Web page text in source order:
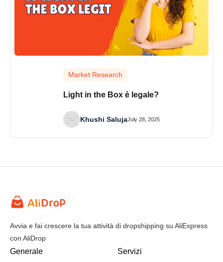
Market Research
Light in the Box è legale?
Khushi SalujaJuly 28, 2025
Avvia e fai crescere la tua attività di dropshipping su AliExpress
con AliDrop
Generale Servizi